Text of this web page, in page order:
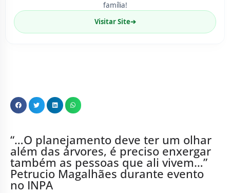
família!
Visitar Site➔
“…O planejamento deve ter um olhar
além das árvores, é preciso enxergar
também as pessoas que ali vivem…”
Petrucio Magalhães durante evento
no INPA